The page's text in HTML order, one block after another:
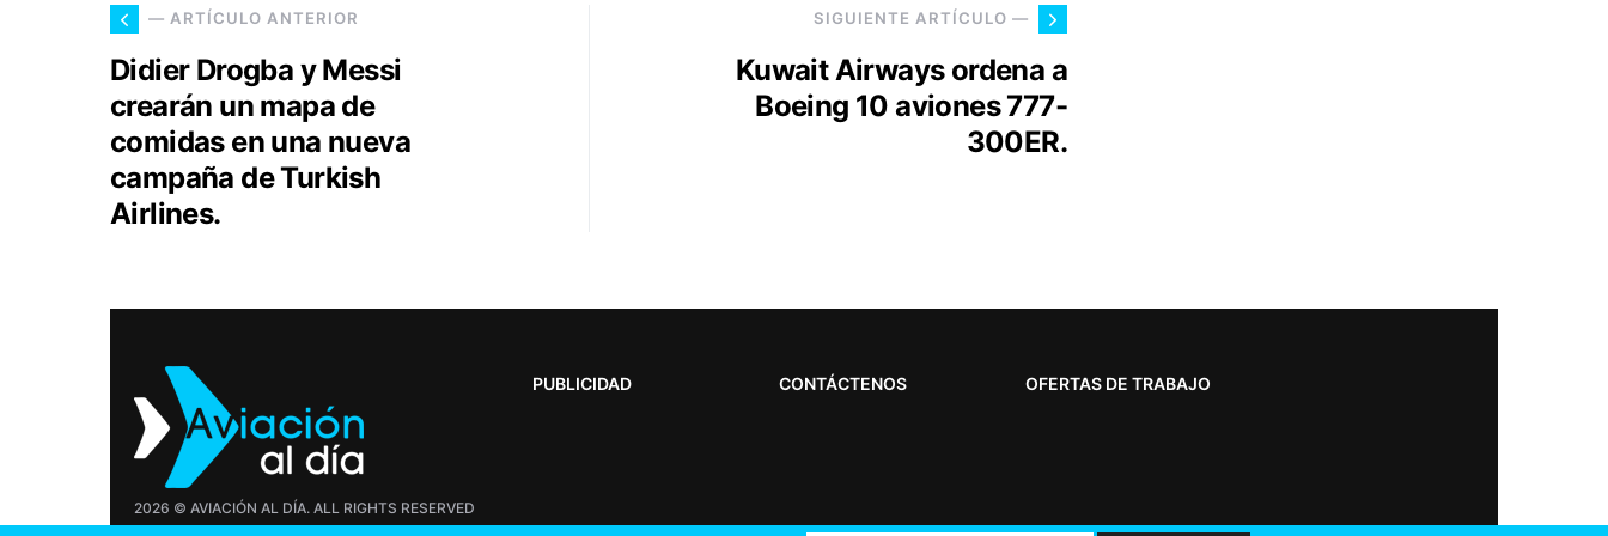
— ARTÍCULO ANTERIOR
Didier Drogba y Messi
crearán un mapa de
comidas en una nueva
campaña de Turkish
Airlines.
SIGUIENTE ARTÍCULO —
Kuwait Airways ordena a
Boeing 10 aviones 777-
300ER.
2026 © AVIACIÓN AL DÍA. ALL RIGHTS RESERVED
PUBLICIDAD CONTÁCTENOS OFERTAS DE TRABAJO